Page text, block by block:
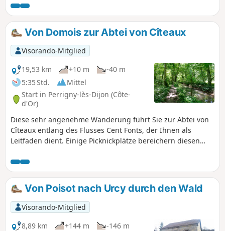
la-Faye, um den Steinbruch herum und
hinunter nach Prémeaux-Prissey. Die
Strecke ist hundefreundlich und führt
durch Weinberge und ländliche Gegenden.
Von Domois zur Abtei von Cîteaux
Visorando-Mitglied
19,53 km
+10 m
-40 m
5:35 Std.
Mittel
Start in Perrigny-lès-Dijon (Côte-
d'Or)
Diese sehr angenehme Wanderung führt Sie zur Abtei von
Cîteaux entlang des Flusses Cent Fonts, der Ihnen als
Leitfaden dient. Einige Picknickplätze bereichern diesen
Von Poisot nach Urcy durch den Wald
Visorando-Mitglied
8,89 km
+144 m
-146 m